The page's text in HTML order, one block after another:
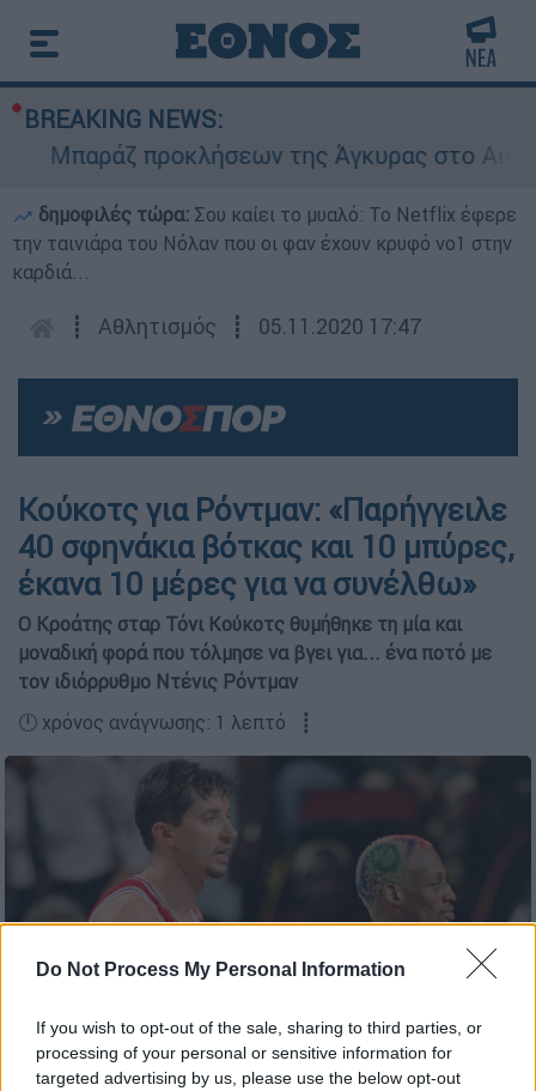
Do Not Process My Personal Information
If you wish to opt-out of the sale, sharing to third parties, or
processing of your personal or sensitive information for
targeted advertising by us, please use the below opt-out
BREAKING NEWS:
Μπαράζ προκλήσεων της Άγκυρας στο
δημοφιλές τώρα: Σου καίει το μυαλό: Το Netflix έφερε
την ταινιάρα του Νόλαν που οι φαν έχουν κρυφό νο1 στην
καρδιά...
┋ Αθλητισμός ┋ 05.11.2020 17:47
Κούκοτς για Ρόντμαν: «Παρήγγειλε
40 σφηνάκια βότκας και 10 μπύρες,
έκανα 10 μέρες για να συνέλθω»
Ο Κροάτης σταρ Τόνι Κούκοτς θυμήθηκε τη μία και
μοναδική φορά που τόλμησε να βγει για... ένα ποτό με
τον ιδιόρρυθμο Ντένις Ρόντμαν
🕛 χρόνος ανάγνωσης: 1 λεπτό ┋
(AP)
Προσθέστε το ΕΘΝΟΣ στη Google